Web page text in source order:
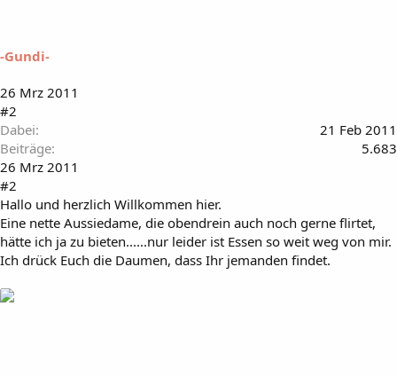
-Gundi-
26 Mrz 2011
#2
Dabei
21 Feb 2011
Beiträge
5.683
26 Mrz 2011
#2
Hallo und herzlich Willkommen hier.
Eine nette Aussiedame, die obendrein auch noch gerne flirtet,
hätte ich ja zu bieten......nur leider ist Essen so weit weg von mir.
Ich drück Euch die Daumen, dass Ihr jemanden findet.